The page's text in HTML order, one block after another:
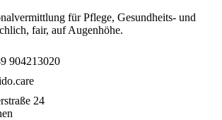
für Pflege, Gesundheits- und
fair, auf Augenhöhe.
904213020
24